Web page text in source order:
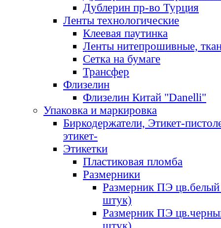
Дублерин пр-во Турция
Ленты технологические
Клеевая паутинка
Ленты нитепрошивные,
Сетка на бумаге
Трансфер
Флизелин
Флизелин Китай "Danelli"
Упаковка и маркировка
Биркодержатели, Этикет-
этикет-
Этикетки
Пластиковая пломба
Размерники
Размерник ПЭ цв.белый
штук)
Размерник ПЭ